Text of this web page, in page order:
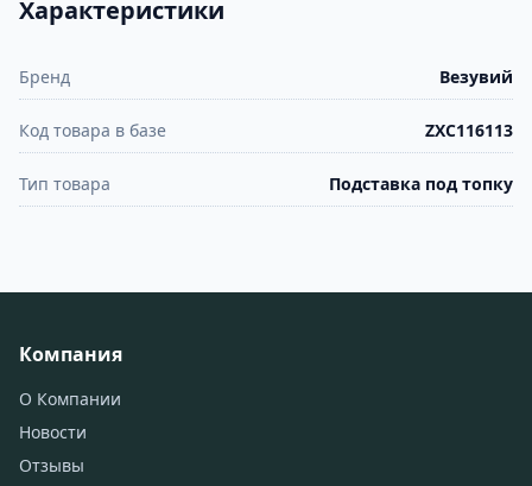
Характеристики
Бренд Везувий
Код товара в базе ZXC116113
Тип товара Подставка под топку
Компания
О Компании
Новости
Отзывы